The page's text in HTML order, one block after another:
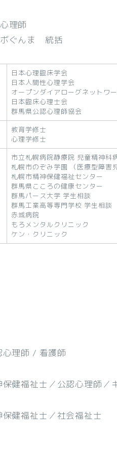
理師
ぐんま 統括
日本心理臨床学会
日本人間性心理学会
オープンダイアローグネットワ
日本臨床心理士会
群馬県公認心理師協会
教育学修士
心理学修士
市立札幌病院静療院 児童精神科
札幌市のぞみ学園 （医療型障害
札幌市精神保健福祉センター
群馬県こころの健康センター
群馬パース大学 学生相談
群馬工業高等専門学校 学生相談
赤城病院
もろメンタルクリニック
ケン・クリニック
理師 / 看護師
福祉士／公認心理師／
健福祉士／社会福祉士